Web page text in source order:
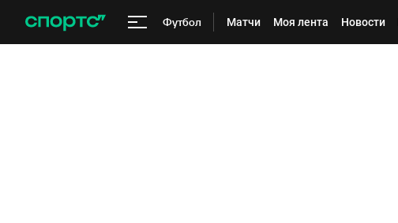
Футбол Матчи Моя лента Новости